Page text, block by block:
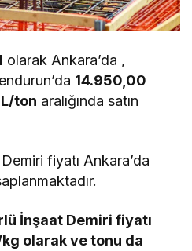
olarak Ankara’da ,
14.950,00
ton aralığında satın
fiyatı Ankara’da
İnşaat Demiri fiyatı
olarak ve tonu da